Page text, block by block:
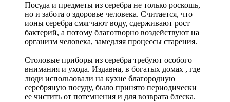
Посуда и предметы из серебра не только роскошь,
но и забота о здоровье человека. Считается, что
ионы серебра смягчают воду, сдерживают рост
бактерий, а потому благотворно воздействуют на
организм человека, замедляя процессы старения.
Столовые приборы из серебра требуют особого
внимания и ухода. Издавна, в богатых домах , где
люди использовали на кухне благородную
серебряную посуду, было принято периодически
ее чистить от потемнения и для возврата блеска.